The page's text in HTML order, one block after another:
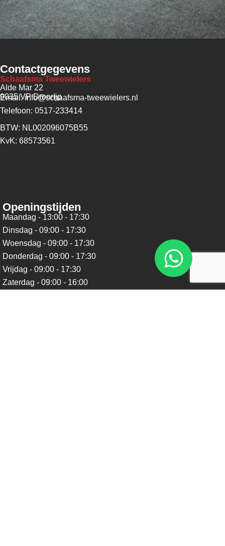
Contactgegevens
Schaafsma Tweewielers
Alde Mar 22
9035 VP Dronrijp
Email: info@schaafsma-tweewielers.nl
Telefoon: 0517-233414
BTW: NL002096075B55
KvK: 68573561
Openingstijden
Maandag - 13:00 - 17:30
Dinsdag - 09:00 - 17:30
Woensdag - 09:00 - 17:30
Donderdag - 09:00 - 17:30
Vrijdag - 09:00 - 17:30
Zaterdag - 09:00 - 16:00